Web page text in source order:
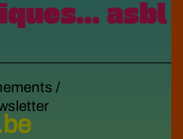
asbl
/